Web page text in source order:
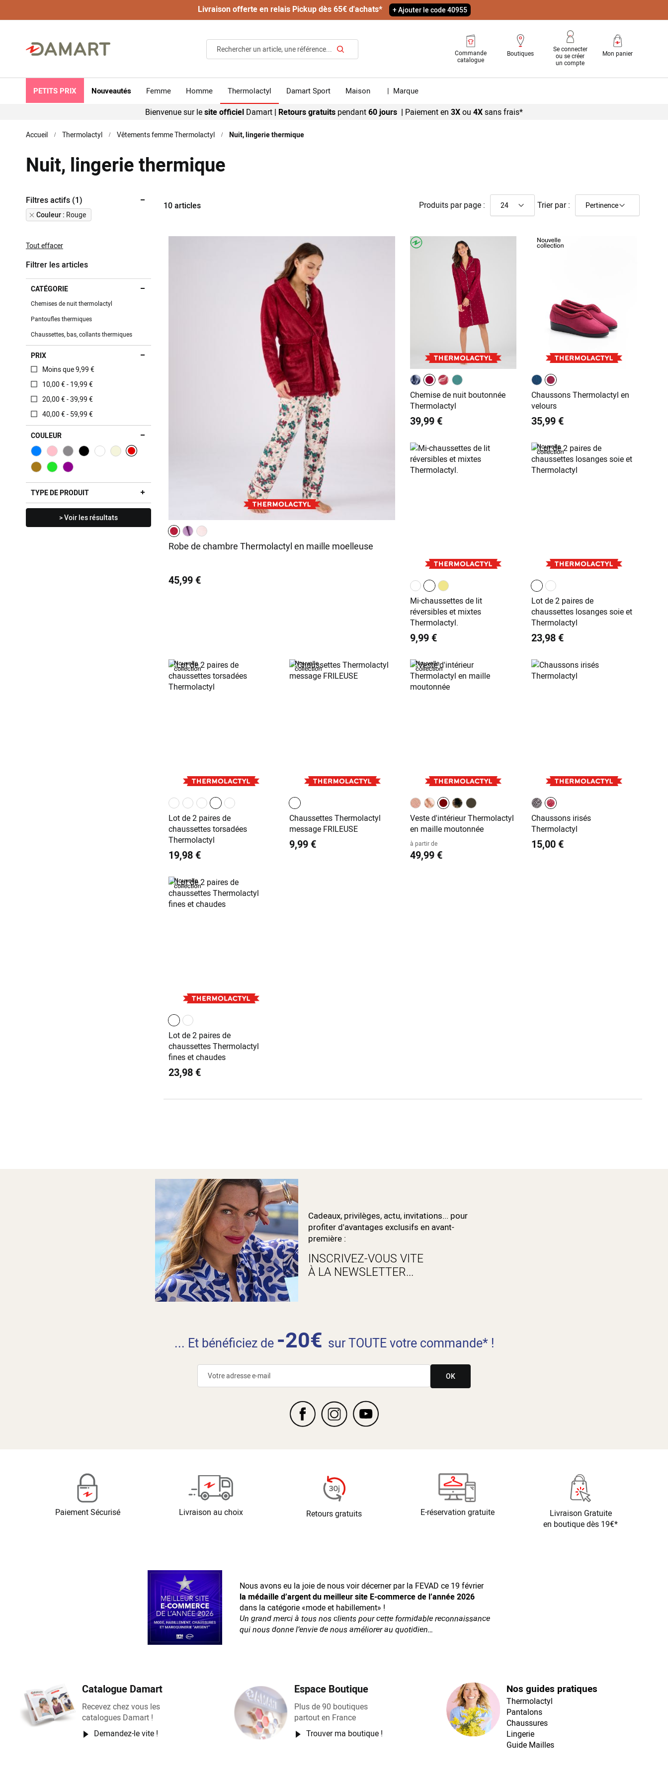
Livraison offerte en relais Pickup dès 65€ d'achats* + Ajouter le code 40955
Rechercher
Commande
catalogue
Boutiques
Se connecter
ou se créer
un compte
Mon panier
PETITS PRIX Nouveautés Femme Homme Thermolactyl Damart Sport Maison | Marque
Bienvenue sur lesite officiel Damart | Retours gratuits pendant60 jours | Paiement en 3Xou 4Xsansfrais*
Accueil Thermolactyl Vêtements femme Thermolactyl Nuit, lingerie thermique
Nuit, lingerie thermique
10articles Produits par page : Trier par :
Robe de chambre Thermolactyl en maille moelleuse
45,99 €
Chemise de nuit boutonnée
Thermolactyl
39,99 €
Chaussons Thermolactyl en
velours
35,99 €
Mi-chaussettes de lit
réversibles et mixtes
Thermolactyl.
9,99 €
Lot de 2 paires de
chaussettes losanges soie et
Thermolactyl
23,98 €
Lot de 2 paires de
chaussettes torsadées
Thermolactyl
19,98 €
Chaussettes Thermolactyl
message FRILEUSE
9,99 €
Veste d'intérieur Thermolactyl
en maille moutonnée
à partir de
49,99 €
Chaussons irisés
Thermolactyl
15,00 €
Lot de 2 paires de
chaussettes Thermolactyl
fines et chaudes
23,98 €
Filtres actifs (1)
Couleur Rouge
Remove
This
Tout effacer
Filtrer les articles
CATÉGORIE
Chemises de nuit thermolactyl
Pantoufles thermiques
Chaussettes, bas, collants thermiques
PRIX
Moins que 9,99 €
10,00 € - 19,99 €
20,00 € - 39,99 €
40,00 € - 59,99 €
COULEUR
TYPE DE PRODUIT
> Voir les résultats
Cadeaux, privilèges, actu, invitations... pour
profiter d'avantages exclusifs en avant-
première :
INSCRIVEZ-VOUS VITE
À LA NEWSLETTER...
... Et bénéficiez de -20€ sur TOUTE votre commande* !
OK
Paiement Sécurisé Livraison au choix Retours gratuits E-réservation gratuite
Livraison Gratuite
en boutique dès 19€*
Nous avons eu la joie de nous voir décerner par la FEVAD ce 19 février
la médaille d’argent du meilleur site E-commerce de l’année 2026
dans la catégorie «mode et habillement» !
Un grand merci à tous nos clients pour cette formidable reconnaissance
qui nous donne l’envie de nous améliorer au quotidien…
Catalogue Damart
Recevez chez vous les
catalogues Damart !
Demandez-le vite !
Espace Boutique
Plus de 90 boutiques
partout en France
Trouver ma boutique !
Nos guides pratiques
Thermolactyl
Pantalons
Chaussures
Lingerie
Guide Mailles